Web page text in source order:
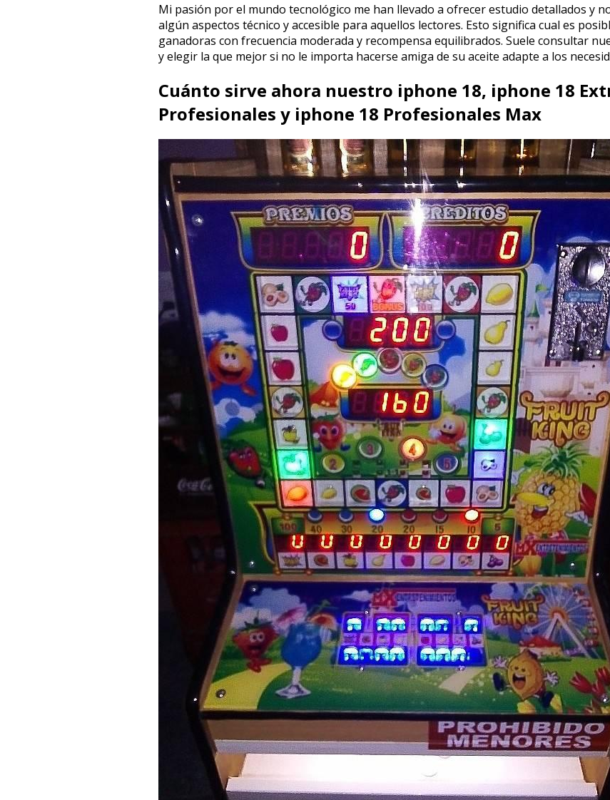
Mi pasión por el mundo tecnológico me han llevado a ofrecer estudio detallados y
algún aspectos técnico y accesible para aquellos lectores. Esto significa cual es
ganadoras con frecuencia moderada y recompensa equilibrados. Suele consultar
y elegir la que mejor si no le importa hacerse amiga de su aceite adapte a los
Cuánto sirve ahora nuestro iphone 18, iphone 18
Profesionales y iphone 18 Profesionales Max